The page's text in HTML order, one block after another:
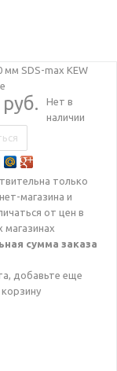
мм SDS-max KEW
Нет в
наличии
только
магазина и
от цен в
магазинах
сумма заказа
добавьте еще